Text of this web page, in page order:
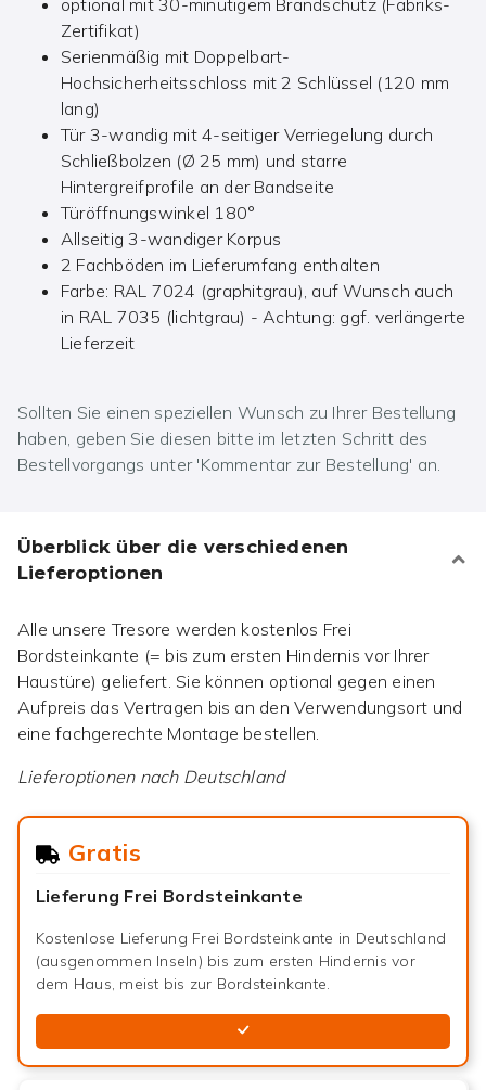
Zertifikat)
Serienmäßig mit Doppelbart-
Hochsicherheitsschloss mit 2 Schlüssel (120 mm
lang)
Tür 3-wandig mit 4-seitiger Verriegelung durch
Schließbolzen (Ø 25 mm) und starre
Hintergreifprofile an der Bandseite
Türöffnungswinkel 180°
Allseitig 3-wandiger Korpus
2 Fachböden im Lieferumfang enthalten
Farbe: RAL 7024 (graphitgrau), auf Wunsch auch
in RAL 7035 (lichtgrau) - Achtung: ggf. verlängerte
Lieferzeit
Sollten Sie einen speziellen Wunsch zu Ihrer Bestellung
haben, geben Sie diesen bitte im letzten Schritt des
Bestellvorgangs unter 'Kommentar zur Bestellung' an.
Überblick über die verschiedenen
Lieferoptionen
Alle unsere Tresore werden kostenlos Frei
Bordsteinkante (= bis zum ersten Hindernis vor Ihrer
Haustüre) geliefert. Sie können optional gegen einen
Aufpreis das Vertragen bis an den Verwendungsort und
eine fachgerechte Montage bestellen.
Lieferoptionen nach Deutschland
Gratis
Lieferung Frei Bordsteinkante
Kostenlose Lieferung Frei Bordsteinkante in Deutschland
(ausgenommen Inseln) bis zum ersten Hindernis vor
dem Haus, meist bis zur Bordsteinkante.